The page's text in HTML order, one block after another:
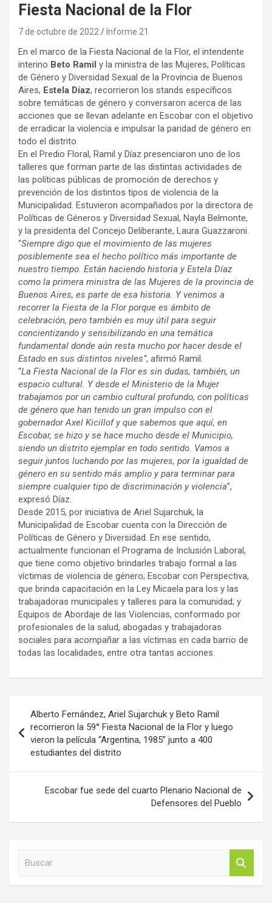
Fiesta Nacional de la Flor
7 de octubre de 2022 Informe 21
En el marco de la Fiesta Nacional de la Flor, el intendente
interino Beto Ramil y la ministra de las Mujeres, Políticas
de Género y Diversidad Sexual de la Provincia de Buenos
Aires, Estela Díaz, recorrieron los stands específicos
sobre temáticas de género y conversaron acerca de las
acciones que se llevan adelante en Escobar con el objetivo
de erradicar la violencia e impulsar la paridad de género en
todo el distrito.
En el Predio Floral, Ramil y Díaz presenciaron uno de los
talleres que forman parte de las distintas actividades de
las políticas públicas de promoción de derechos y
prevención de los distintos tipos de violencia de la
Municipalidad. Estuvieron acompañados por la directora de
Políticas de Géneros y Diversidad Sexual, Nayla Belmonte,
y la presidenta del Concejo Deliberante, Laura Guazzaroni.
“Siempre digo que el movimiento de las mujeres
posiblemente sea el hecho político más importante de
nuestro tiempo. Están haciendo historia y Estela Díaz
como la primera ministra de las Mujeres de la provincia de
Buenos Aires, es parte de esa historia. Y venimos a
recorrer la Fiesta de la Flor porque es ámbito de
celebración, pero también es muy útil para seguir
concientizando y sensibilizando en una temática
fundamental donde aún resta mucho por hacer desde el
Estado en sus distintos niveles”, afirmó Ramil.
“La Fiesta Nacional de la Flor es sin dudas, también, un
espacio cultural. Y desde el Ministerio de la Mujer
trabajamos por un cambio cultural profundo, con políticas
de género que han tenido un gran impulso con el
gobernador Axel Kicillof y que sabemos que aquí, en
Escobar, se hizo y se hace mucho desde el Municipio,
siendo un distrito ejemplar en todo sentido. Vamos a
seguir juntos luchando por las mujeres, por la igualdad de
género en su sentido más amplio y para terminar para
siempre cualquier tipo de discriminación y violencia”,
expresó Díaz.
Desde 2015, por iniciativa de Ariel Sujarchuk, la
Municipalidad de Escobar cuenta con la Dirección de
Políticas de Género y Diversidad. En ese sentido,
actualmente funcionan el Programa de Inclusión Laboral,
que tiene como objetivo brindarles trabajo formal a las
víctimas de violencia de género; Escobar con Perspectiva,
que brinda capacitación en la Ley Micaela para los y las
trabajadoras municipales y talleres para la comunidad; y
Equipos de Abordaje de las Violencias, conformado por
profesionales de la salud, abogadas y trabajadoras
sociales para acompañar a las víctimas en cada barrio de
todas las localidades, entre otra tantas acciones.
de
entradas
Alberto Fernández, Ariel Sujarchuk y Beto Ramil
recorrieron la 59° Fiesta Nacional de la Flor y luego
vieron la película “Argentina, 1985” junto a 400
estudiantes del distrito
Escobar fue sede del cuarto Plenario Nacional de
Defensores del Pueblo